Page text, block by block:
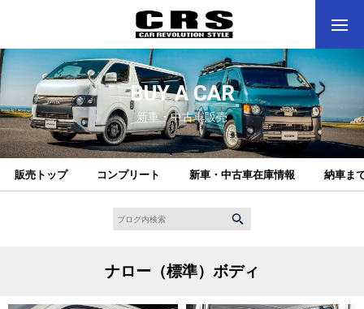
BUY A CAR
新車・中古車販売
販売トップ コンプリート 新車・中古車在庫情報 納車ま
ナロー（標準）ボディ